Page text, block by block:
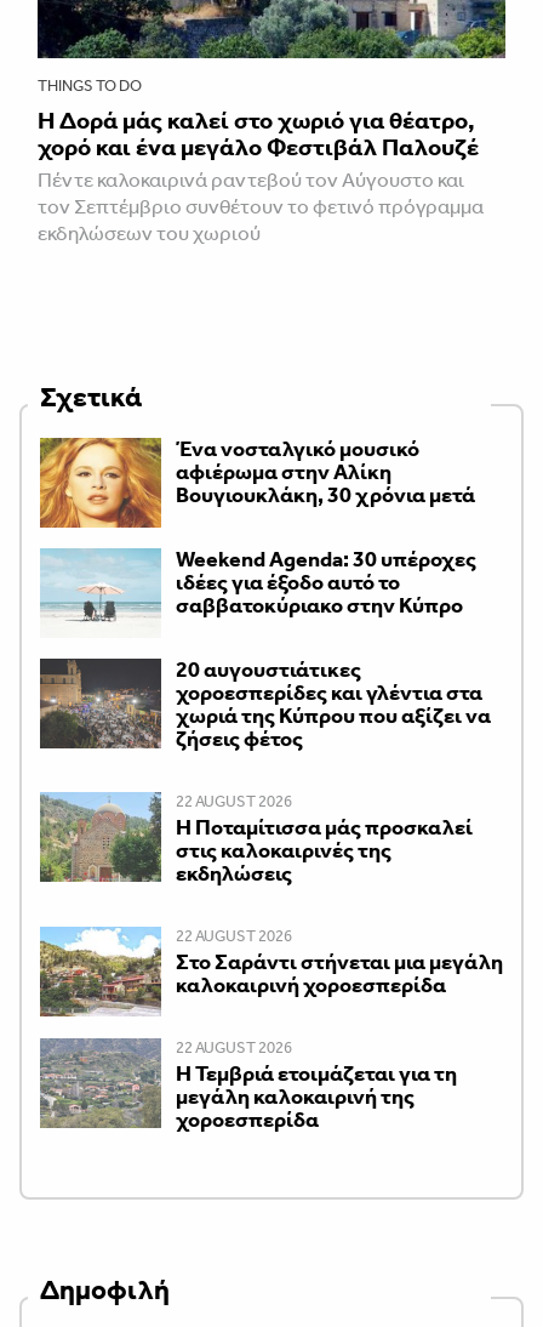
THINGS TO DO
Η Δορά μάς καλεί στο χωριό για θέατρο,
χορό και ένα μεγάλο Φεστιβάλ Παλουζέ
Πέντε καλοκαιρινά ραντεβού τον Αύγουστο και
τον Σεπτέμβριο συνθέτουν το φετινό πρόγραμμα
εκδηλώσεων του χωριού
Σχετικά
Ένα νοσταλγικό μουσικό
αφιέρωμα στην Αλίκη
Βουγιουκλάκη, 30 χρόνια μετά
Weekend Agenda: 30 υπέροχες
ιδέες για έξοδο αυτό το
σαββατοκύριακο στην Κύπρο
20 αυγουστιάτικες
χοροεσπερίδες και γλέντια στα
χωριά της Κύπρου που αξίζει να
ζήσεις φέτος
22 AUGUST 2026
Η Ποταμίτισσα μάς προσκαλεί
στις καλοκαιρινές της
εκδηλώσεις
22 AUGUST 2026
Στο Σαράντι στήνεται μια μεγάλη
καλοκαιρινή χοροεσπερίδα
22 AUGUST 2026
Η Τεμβριά ετοιμάζεται για τη
μεγάλη καλοκαιρινή της
χοροεσπερίδα
Δημοφιλή